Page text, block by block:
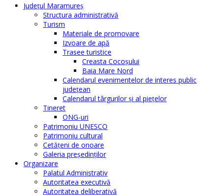
Judeţul Maramureş
Structura administrativă
Turism
Materiale de promovare
Izvoare de apă
Trasee turistice
Creasta Cocoșului
Baia Mare Nord
Calendarul evenimentelor de interes public
judeţean
Calendarul târgurilor şi al pieţelor
Tineret
ONG-uri
Patrimoniu UNESCO
Patrimoniu cultural
Cetăţeni de onoare
Galeria președinților
Organizare
Palatul Administrativ
Autoritatea executivă
Autoritatea deliberativă